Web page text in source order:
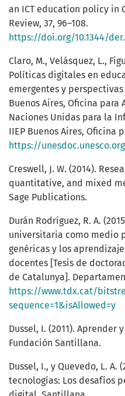
an ICT education policy in
Review, 37, 96–108.
https://doi.org/10.1344/
Claro, M., Velásquez, L.,
Políticas digitales en
emergentes y perspectivas
Buenos Aires, Oficina para
Naciones Unidas para la
IIEP Buenos Aires, Oficina
https://
Creswell, J. W. (2014).
quantitative, and mixed
Sage Publications.
Durán Rodríguez, R. A.
universitaria como medio
genéricas y los
docentes [Tesis de
de Catalunya].
https://www.tdx.cat/
sequence=1&isAllowed=y
Dussel, I. (2011).
Fundación Santillana.
Dussel, I., y Quevedo, L. A.
tecnologías: Los desafíos